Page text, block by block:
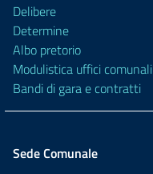
Delibere
Determine
Albo pretorio
Modulistica uffici comunali
Bandi di gara e contratti
Sede Comunale